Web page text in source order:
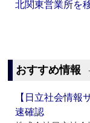
北関東営業所を
おすすめ情報
【日立社会情報
速確認